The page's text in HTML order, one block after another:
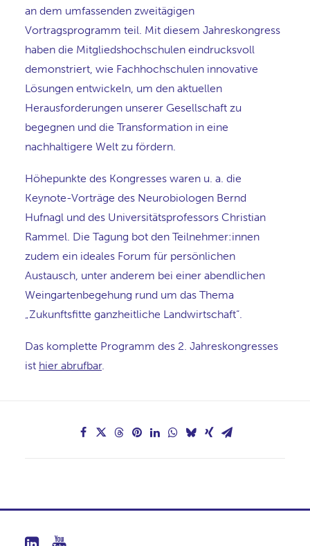
an dem umfassenden zweitägigen
Vortragsprogramm teil. Mit diesem Jahreskongress
haben die Mitgliedshochschulen eindrucksvoll
demonstriert, wie Fachhochschulen innovative
Lösungen entwickeln, um den aktuellen
Herausforderungen unserer Gesellschaft zu
begegnen und die Transformation in eine
nachhaltigere Welt zu fördern.
Höhepunkte des Kongresses waren u. a. die
Keynote-Vorträge des Neurobiologen Bernd
Hufnagl und des Universitätsprofessors Christian
Rammel. Die Tagung bot den Teilnehmer:innen
zudem ein ideales Forum für persönlichen
Austausch, unter anderem bei einer abendlichen
Weingartenbegehung rund um das Thema
„Zukunftsfitte ganzheitliche Landwirtschaft“.
Das komplette Programm des 2. Jahreskongresses
ist hier abrufbar.